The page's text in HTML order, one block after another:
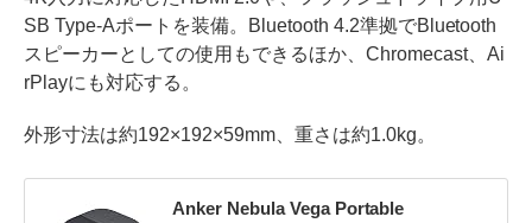
SB Type-Aポートを装備。Bluetooth 4.2準拠でBluetooth
スピーカーとしての使用もできるほか、Chromecast、Ai
rPlayにも対応する。
外形寸法は約192×192×59mm、重さは約1.0kg。
Anker Nebula Vega Portable